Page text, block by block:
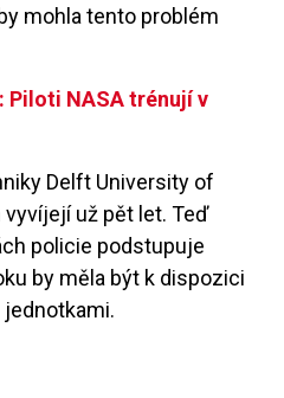
mohla tento problém
Piloti NASA trénují v
Delft University of
už pět let. Teď
policie podstupuje
by měla být k dispozici